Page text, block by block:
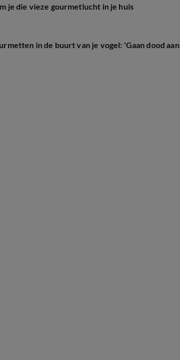
je die vieze gourmetlucht in je huis
in de buurt van je vogel: 'Gaan dood